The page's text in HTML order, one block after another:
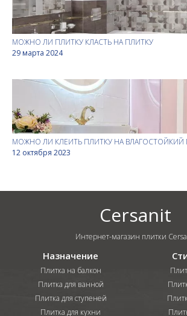
МОЖНО ЛИ ПЛИТКУ КЛАСТЬ НА ПЛИТКУ
29 марта 2024
МОЖНО ЛИ КЛЕИТЬ ПЛИТКУ НА ВЛАГОСТОЙКИЙ
12 октября 2023
Cersanit
Интернет-магазин плитки
Назначение
Плитка на балкон
Плитка для ванной
Плитка для ступеней
Плитка для кухни